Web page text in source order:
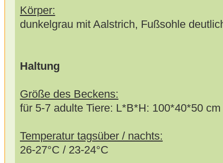
Körper:
dunkelgrau mit Aalstrich, Fußsohle
Haltung
Größe des Beckens:
für 5-7 adulte Tiere: L*B*H: 100*40*50
Temperatur tagsüber / nachts:
26-27°C / 23-24°C